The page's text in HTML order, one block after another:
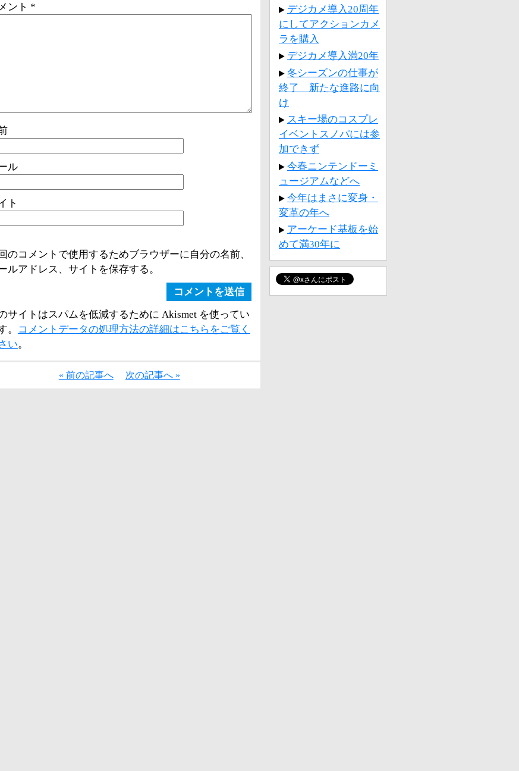
ント *
ル
ト
のコメントで使用するためブラウザーに自分の名前、
ルアドレス、サイトを保存する。
サイトはスパムを低減するために Akismet を使ってい
。
コメントデータの処理方法の詳細はこちらをご覧く
い。
« 前の記事へ 次の記事へ »
デジカメ導入20周年
にしてアクションカメ
ラを購入
デジカメ導入満20年
冬シーズンの仕事が
終了 新たな進路に向
け
スキー場のコスプレ
イベントスノパには参
加できず
今春ニンテンドーミ
ュージアムなどへ
今年はまさに変身・
変革の年へ
アーケード基板を始
めて満30年に